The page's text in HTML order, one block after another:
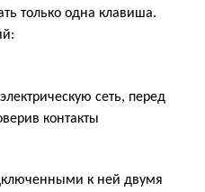
только одна клавиша.
сеть, перед
контакты
к ней двумя